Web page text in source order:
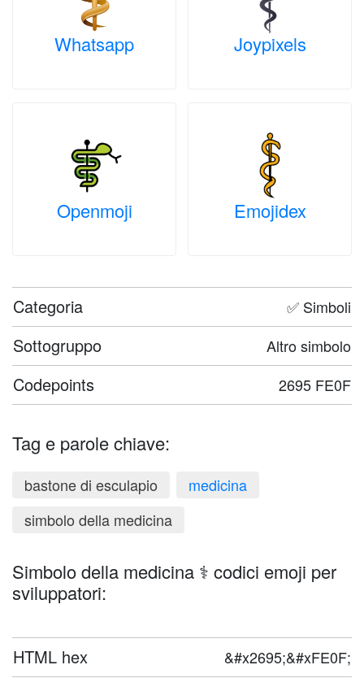
Whatsapp Joypixels
Openmoji Emojidex
Categoria ✅ Simboli
Sottogruppo Altro simbolo
Codepoints 2695 FE0F
Tag e parole chiave:
bastone di esculapio
medicina
simbolo della medicina
Simbolo della medicina ⚕️ codici emoji per
sviluppatori:
HTML hex &#x2695;&#xFE0F;